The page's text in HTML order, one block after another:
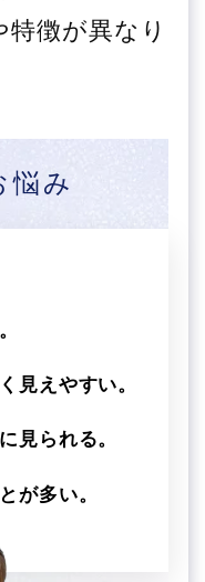
徴が異なり
悩み
見えやすい。
見られる。
が多い。